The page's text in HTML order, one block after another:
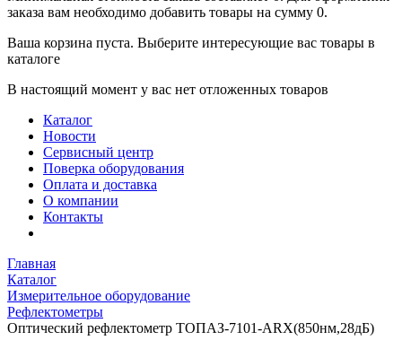
заказа вам необходимо добавить товары на сумму 0.
Ваша корзина пуста. Выберите интересующие вас товары в
каталоге
В настоящий момент у вас нет отложенных товаров
Каталог
Новости
Сервисный центр
Поверка оборудования
Оплата и доставка
О компании
Контакты
Главная
Каталог
Измерительное оборудование
Рефлектометры
Оптический рефлектометр ТОПАЗ-7101-ARX(850нм,28дБ)